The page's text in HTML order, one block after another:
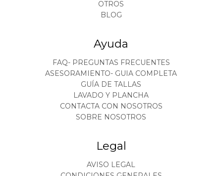
OTROS
BLOG
Ayuda
FAQ- PREGUNTAS FRECUENTES
ASESORAMIENTO- GUIA COMPLETA
GUÍA DE TALLAS
LAVADO Y PLANCHA
CONTACTA CON NOSOTROS
SOBRE NOSOTROS
Legal
AVISO LEGAL